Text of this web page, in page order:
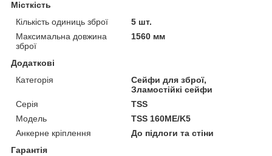
Місткість
Кількість одиниць зброї
5 шт.
Максимальна довжина
зброї
1560 мм
Додаткові
Категорія
Сейфи для зброї,
Зламостійкі сейфи
Серія
TSS
Модель
TSS 160ME/K5
Анкерне кріплення
До підлоги та стіни
Гарантія